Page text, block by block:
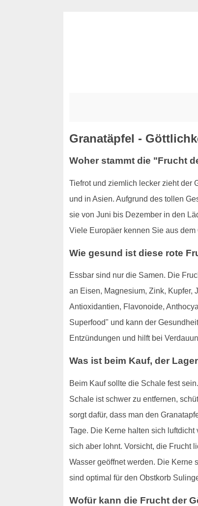
Granatäpfel -
Woher stammt die "Frucht
Tiefrot und ziemlich lecker zieht der
und in Asien. Aufgrund des tollen
sie von Juni bis Dezember in den
Viele Europäer kennen Sie aus dem
Wie gesund ist diese rote
Essbar sind nur die Samen. Die
an Eisen, Magnesium, Zink, Kupfer,
Antioxidantien, Flavonoide,
Superfood" und kann der
Entzündungen und hilft bei
Was ist beim Kauf, der
Beim Kauf sollte die Schale fest
Schale ist schwer zu entfernen,
sorgt dafür, dass man den
Tage. Die Kerne halten sich
sich aber lohnt. Vorsicht, die Frucht
Wasser geöffnet werden. Die Kerne
sind optimal für den Obstkorb
Wofür kann die Frucht der